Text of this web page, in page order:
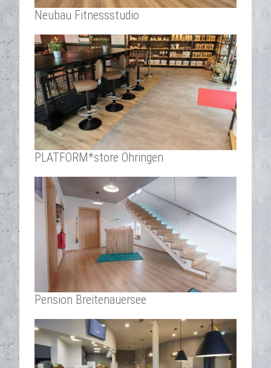
Neubau Fitnessstudio
PLATFORM*store Öhringen
Pension Breitenauersee